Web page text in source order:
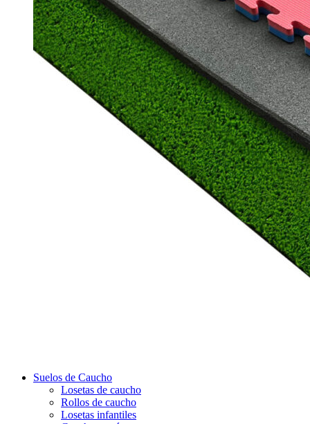
Suelos de Caucho
Losetas de caucho
Rollos de caucho
Losetas infantiles